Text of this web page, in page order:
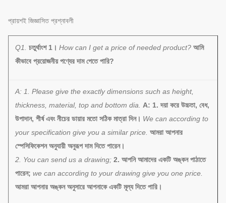
প্রায়শই জিজ্ঞাসিত প্রশ্নাবলী
Q1. চতুর্থাংশ 1। How can I get a price of needed product? আমি
কীভাবে প্রয়োজনীয় পণ্যের দাম পেতে পারি?
A: 1. Please give the exactly dimensions such as height,
thickness, material, top and bottom dia. A: 1. দয়া করে উচ্চতা, বেধ,
উপাদান, শীর্ষ এবং নীচের ডায়ার মতো সঠিক মাত্রা দিন। We can according to
your specification give you a similar price. আমরা আপনার
স্পেসিফিকেশন অনুযায়ী অনুরূপ দাম দিতে পারেন।
2. You can send us a drawing; 2. আপনি আমাদের একটি অঙ্কন পাঠাতে
পারেন; we can according to your drawing give you one price.
আমরা আপনার অঙ্কন অনুসারে আপনাকে একটি মূল্য দিতে পারি।